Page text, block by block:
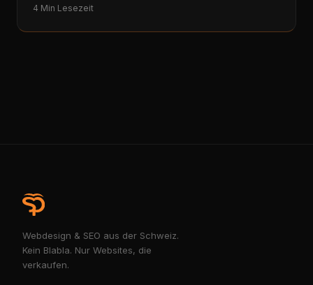
4 Min Lesezeit
Webdesign & SEO aus der Schweiz.
Kein Blabla. Nur Websites, die
verkaufen.